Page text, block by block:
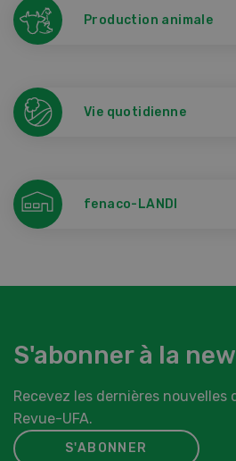
Production animale
Vie quotidienne
fenaco-LANDI
S'abonner à la
Recevez les dernières nouvelles
Revue-UFA.
S'ABONNER